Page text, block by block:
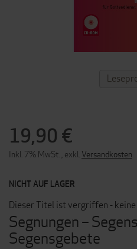
Segnungen –
Segensgebete
19,90 €
Inkl. 7% MwSt. exkl. Versandkosten
NICHT AUF LAGER
Dieser Titel ist vergriffen -